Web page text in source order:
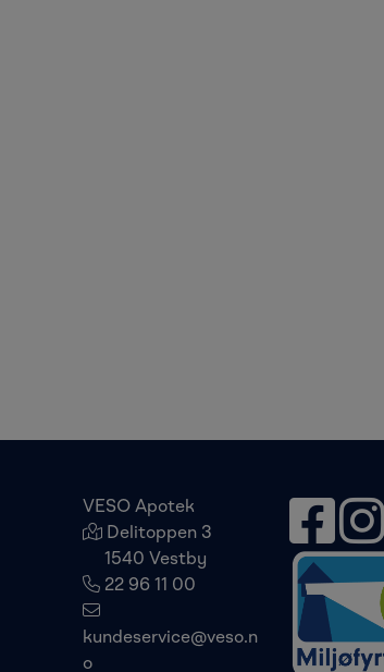
VESO Apotek
Delitoppen 3
1540 Vestby
22 96 11 00
kundeservice@veso.n
o